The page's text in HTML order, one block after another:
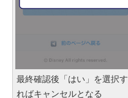
最終確認後「はい」を選択す
ればキャンセルとなる